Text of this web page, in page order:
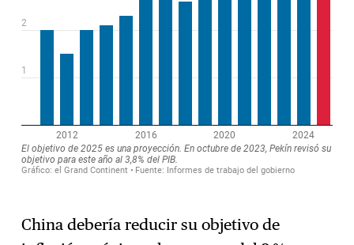
China debería reducir su objetivo de